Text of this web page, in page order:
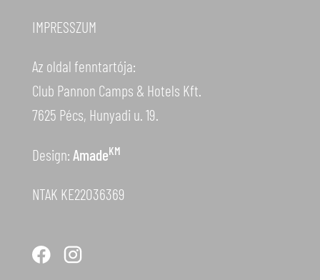
IMPRESSZUM
Az oldal fenntartója:
Club Pannon Camps & Hotels Kft.
7625 Pécs, Hunyadi u. 19.
Design: AmadeKM
NTAK KE22036369